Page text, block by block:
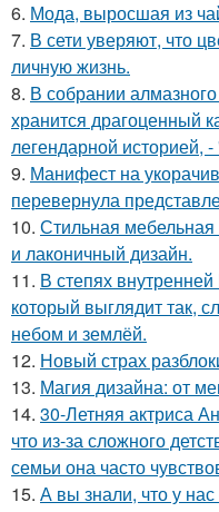
6. Мода, выросшая из
7. В сети уверяют, что
личную жизнь.
8. В собрании
хранится драгоценный
легендарной историей,
9. Манифест на
перевернула
10. Стильная
и лаконичный дизайн.
11. В степях
который выглядит так,
небом и землёй.
12. Новый страх
13. Магия дизайна: от
14. 30-Летняя актриса
что из-за сложного
семьи она часто
15. А вы знали, что у